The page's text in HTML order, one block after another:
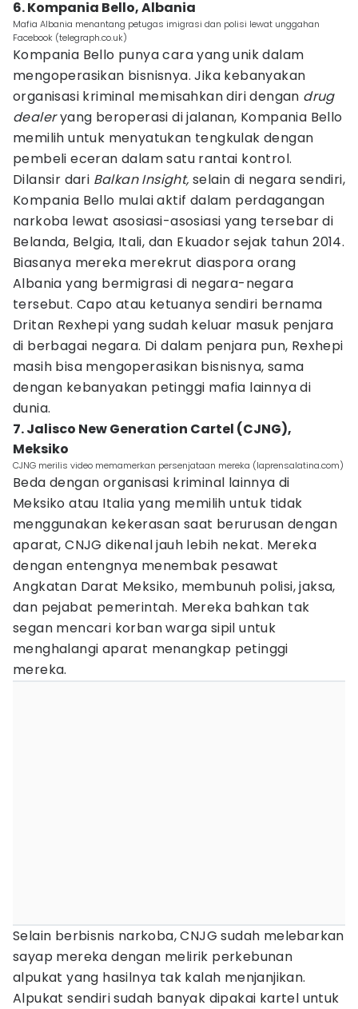
6. Kompania Bello, Albania
Mafia Albania menantang petugas imigrasi dan polisi lewat unggahan
Facebook (telegraph.co.uk)
Kompania Bello punya cara yang unik dalam
mengoperasikan bisnisnya. Jika kebanyakan
organisasi kriminal memisahkan diri dengan drug
dealeryang beroperasi di jalanan, Kompania Bello
memilih untuk menyatukan tengkulak dengan
pembeli eceran dalam satu rantai kontrol.
Dilansir dari Balkan Insight, selain di negara sendiri,
Kompania Bello mulai aktif dalam perdagangan
narkoba lewat asosiasi-asosiasi yang tersebar di
Belanda, Belgia, Itali, dan Ekuador sejak tahun 2014.
Biasanya mereka merekrut diaspora orang
Albania yang bermigrasi di negara-negara
tersebut. Capo atau ketuanya sendiri bernama
Dritan Rexhepi yang sudah keluar masuk penjara
di berbagai negara. Di dalam penjara pun, Rexhepi
masih bisa mengoperasikan bisnisnya, sama
dengan kebanyakan petinggi mafia lainnya di
dunia.
7. Jalisco New Generation Cartel (CJNG),
Meksiko
CJNG merilis video memamerkan persenjataan mereka (laprensalatina.com)
Beda dengan organisasi kriminal lainnya di
Meksiko atau Italia yang memilih untuk tidak
menggunakan kekerasan saat berurusan dengan
aparat, CNJG dikenal jauh lebih nekat. Mereka
dengan entengnya menembak pesawat
Angkatan Darat Meksiko, membunuh polisi, jaksa,
dan pejabat pemerintah. Mereka bahkan tak
segan mencari korban warga sipil untuk
menghalangi aparat menangkap petinggi
mereka.
Selain berbisnis narkoba, CNJG sudah melebarkan
sayap mereka dengan melirik perkebunan
alpukat yang hasilnya tak kalah menjanjikan.
Alpukat sendiri sudah banyak dipakai kartel untuk